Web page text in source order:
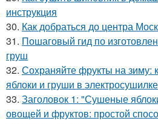
инструкция
30. Как добраться до центра
31. Пошаговый гид по
груш
32. Сохраняйте фрукты на зиму:
яблоки и груши в электросушилке
33. Заголовок 1: "Сушеные
овощей и фруктов: простой